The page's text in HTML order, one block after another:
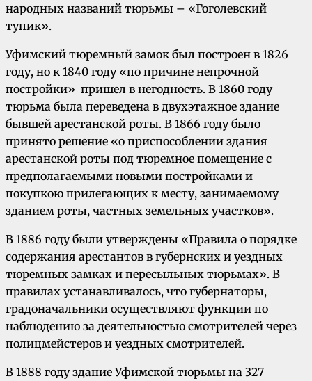
народных названий тюрьмы – «Гоголевский
тупик».
Уфимский тюремный замок был построен в 1826
году, но к 1840 году «по причине непрочной
постройки» пришел в негодность. В 1860 году
тюрьма была переведена в двухэтажное здание
бывшей арестанской роты. В 1866 году было
принято решение «о приспособлении здания
арестанской роты под тюремное помещение с
предполагаемыми новыми постройками и
покупкою прилегающих к месту, занимаемому
зданием роты, частных земельных участков».
В 1886 году были утверждены «Правила о порядке
содержания арестантов в губернских и уездных
тюремных замках и пересыльных тюрьмах». В
правилах устанавливалось, что губернаторы,
градоначальники осуществляют функции по
наблюдению за деятельностью смотрителей через
полицмейстеров и уездных смотрителей.
В 1888 году здание Уфимской тюрьмы на 327